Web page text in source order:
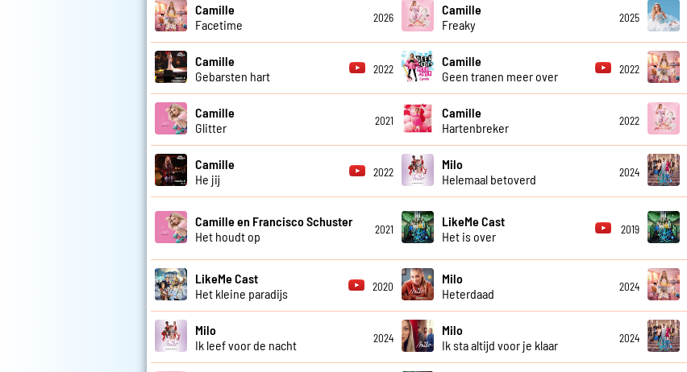
Camille
Facetime
2026
Camille
Freaky
2025
Camille
Gebarsten hart
2022
Camille
Geen tranen meer over
2022
Camille
Glitter
2021
Camille
Hartenbreker
2022
Camille
He jij
2022
Milo
Helemaal betoverd
2024
Camille en Francisco Schuster
Het houdt op
2021
LikeMe Cast
Het is over
2019
LikeMe Cast
Het kleine paradijs
2020
Milo
Heterdaad
2024
Milo
Ik leef voor de nacht
2024
Milo
Ik sta altijd voor je klaar
2024